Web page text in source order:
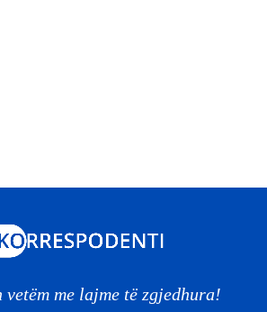
vetëm me lajme të zgjedhura!